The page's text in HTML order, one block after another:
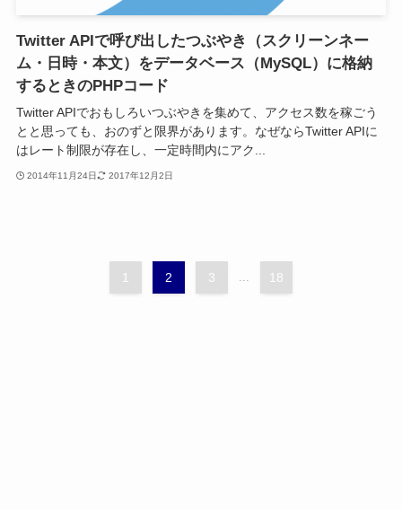
Twitter APIで呼び出したつぶやき（スクリーンネー
ム・日時・本文）をデータベース（MySQL）に格納
するときのPHPコード
Twitter APIでおもしろいつぶやきを集めて、アクセス数を稼ごう
とと思っても、おのずと限界があります。なぜならTwitter APIに
はレート制限が存在し、一定時間内にアク...
2014年11月24日 2017年12月2日
1 2 3 ... 18